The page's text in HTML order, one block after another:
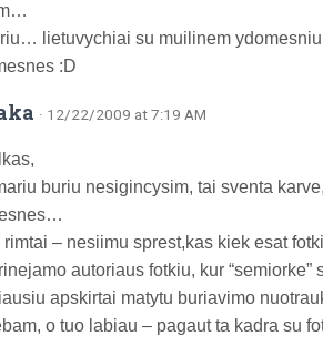
lietuvychiai su muilinem
:D
· 12/22/2009 at 7:19 AM
buriu nesigincysim, tai sventa
rimtai – nesiimu sprest,kas kiek esat
autoriaus fotkiu, kur
apskirtai matytu buriavimo
o tuo labiau – pagaut ta kadra su